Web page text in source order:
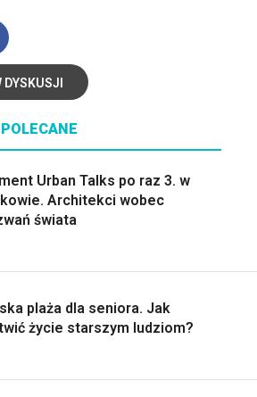
POLECANE
Urban Talks po raz 3. w
Architekci wobec
świata
plaża dla seniora. Jak
życie starszym ludziom?